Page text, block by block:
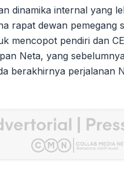
dinamika internal yang
rapat dewan
mencopot pendiri dan
Neta, yang
berakhirnya perjalanan